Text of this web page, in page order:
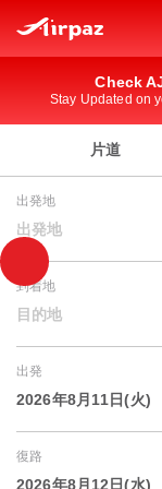
Check
Stay Updated on
片道
出発地
出発地
到着地
目的地
出発
2026年8月11日(火)
復路
2026年8月12日(水)